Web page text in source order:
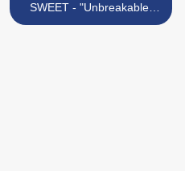
SWEET - "Unbreakable"
(2012) - Official Clip >